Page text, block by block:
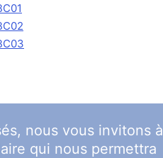
nous vous invitons à
qui nous permettra